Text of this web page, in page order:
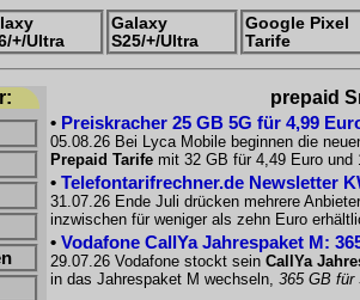
+/Ultra
Galaxy
S25/+/Ultra
Google Pixel
Tarife
prepaid
• Preiskracher 25 GB 5G für 4,99
05.08.26 Bei Lyca Mobile beginnen die
Prepaid Tarife mit 32 GB für 4,49 Euro
• Telefontarifrechner.de Newsletter
31.07.26 Ende Juli drücken mehrere
inzwischen für weniger als zehn Euro
• Vodafone CallYa Jahrespaket M:
29.07.26 Vodafone stockt sein CallYa
in das Jahrespaket M wechseln, 365 GB für